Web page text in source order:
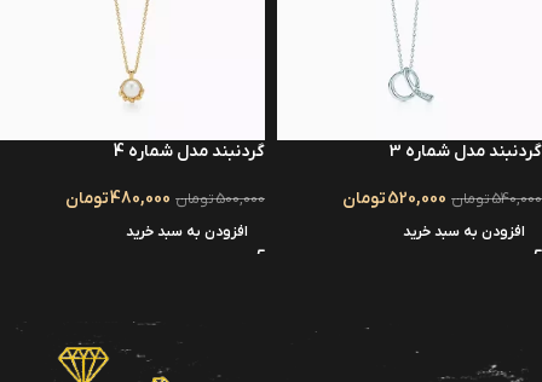
گردنبند مدل شماره 3
540,000تومان 520,000تومان
افزودن به سبد خرید
گردنبند مدل شماره 4
500,000تومان 480,000تومان
افزودن به سبد خرید